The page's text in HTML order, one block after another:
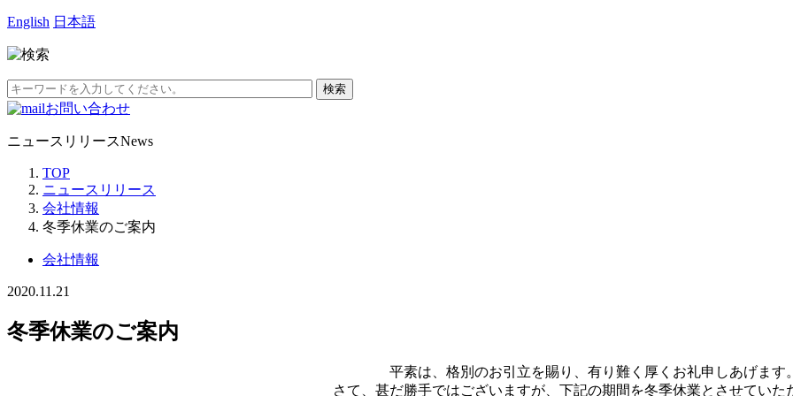
English 日本語
お問い合わせ
ニュースリリースNews
TOP
ニュースリリース
会社情報
冬季休業のご案内
会社情報
2020.11.21
冬季休業のご案内
平素は、格別のお引立を賜り、有り難く厚くお礼申しあげます。
さて、甚だ勝手ではございますが、下記の期間を冬季休業とさせていた